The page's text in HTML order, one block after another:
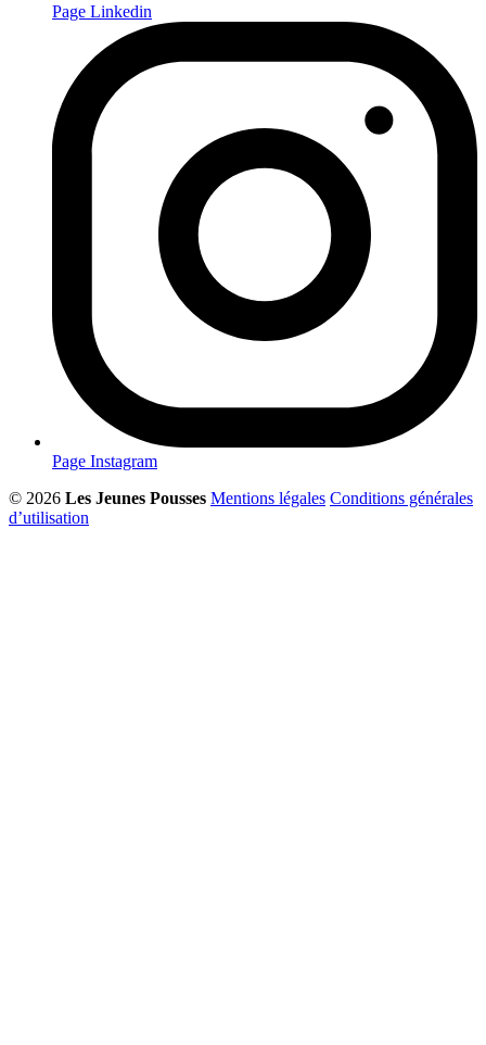
Page Linkedin
Page Instagram
© 2026 Les Jeunes Pousses Mentions légales Conditions générales
d’utilisation